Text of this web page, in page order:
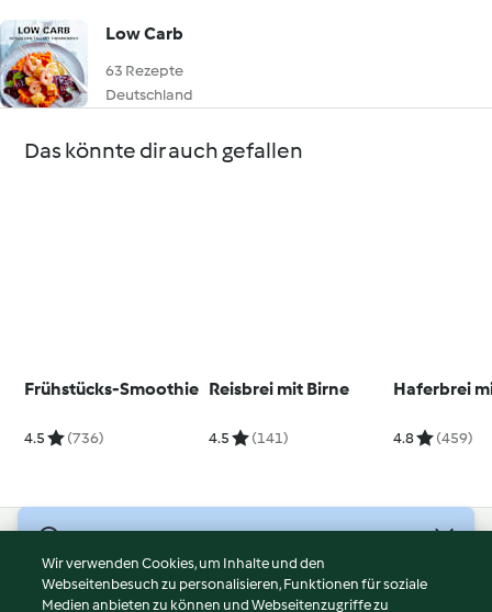
Low Carb
63 Rezepte
Deutschland
Das könnte dir auch gefallen
Frühstücks-Smoothie
4.5 (736)
Reisbrei mit Birne
4.5 (141)
Haferbrei
4.8 (459)
Nutzungsbedingungen
Wir verwenden Cookies, um Inhalte und den
Webseitenbesuch zu personalisieren, Funktionen für soziale
Medien anbieten zu können und Webseitenzugriffe zu